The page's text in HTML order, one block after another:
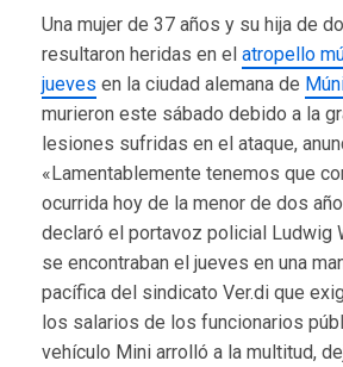
Una mujer de 37 años y su hija de
resultaron heridas en el atropello
jueves en la ciudad alemana de
murieron este sábado debido a la
lesiones sufridas en el ataque,
«Lamentablemente tenemos que
ocurrida hoy de la menor de dos
declaró el portavoz policial Ludwig
se encontraban el jueves en una
pacífica del sindicato Ver.di que
los salarios de los funcionarios
vehículo Mini arrolló a la multitud,